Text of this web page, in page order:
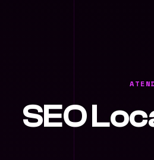
SEO